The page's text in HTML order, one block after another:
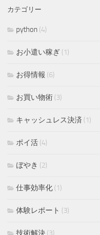
カテゴリー
python (4)
お小遣い稼ぎ (1)
お得情報 (6)
お買い物術 (3)
キャッシュレス決済 (1)
ポイ活 (4)
ぼやき (2)
仕事効率化 (1)
体験レポート (3)
技術解決 (3)